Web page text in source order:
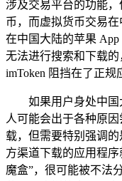
涉及交易平台的功能
币，而虚拟货币交易
在中国大陆的苹果 App
无法进行搜索和下载
imToken 阻挡在了正规
如果用户身处中国
人可能会出于各种原
载，但需要特别强调
方渠道下载的应用程
魔盒”，很可能被不法